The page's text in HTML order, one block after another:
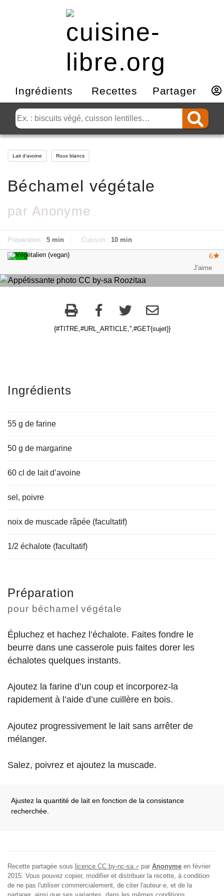
Ingrédients Recettes Partager
Lait d’avoine Roux blancs
Béchamel végétale
par Anonyme
Préparation : 5 min Cuisson : 10 min
6
{#TITRE,#URL_ARTICLE,'',#GET{sujet}}
Ingrédients
55 g de farine
50 g de margarine
60 cl de lait d’avoine
sel, poivre
noix de muscade râpée (facultatif)
1/2 échalote (facultatif)
Préparation
pour béchamel végétale
Épluchez et hachez l’échalote. Faites fondre le
beurre dans une casserole puis faites dorer les
échalotes quelques instants.
Ajoutez la farine d’un coup et incorporez-la
rapidement à l’aide d’une cuillère en bois.
Ajoutez progressivement le lait sans arrêter de
mélanger.
Salez, poivrez et ajoutez la muscade.
Ajustez la quantité de lait en fonction de la consistance
recherchée.
Recette partagée sous licence CC by-nc-sa par Anonyme en février
2015 . Vous pouvez copier, modifier et distribuer la recette, à condition
de ne pas l'utiliser commercialement, de citer l'auteur·e, et de la